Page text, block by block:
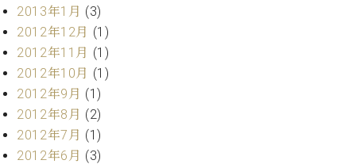
サ
ー
ビ
(調
律)
調
律
師
2013年1月 (3)
2012年12月 (1)
2012年11月 (1)
2012年10月 (1)
2012年9月 (1)
2012年8月 (2)
2012年7月 (1)
2012年6月 (3)